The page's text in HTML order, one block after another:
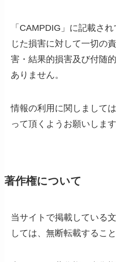
「CAMPDIG」に記載さ
じた損害に対して一切の
害・結果的損害及び付随
ありません。
情報の利用に関しまして
って頂くようお願いします
著作権について
当サイトで掲載している
しては、無断転載するこ